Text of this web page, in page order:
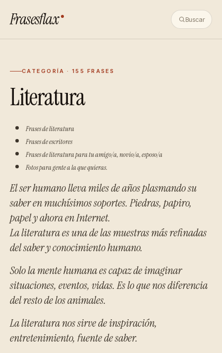
Frasesflax Buscar
CATEGORÍA · 155 FRASES
Literatura
Frases de literatura
Frases de escritores
Frases de literatura para tu amigo/a, novio/a, esposo/a
Fotos para gente a la que quieras.
El ser humano lleva miles de años plasmando su
saber en muchísimos soportes. Piedras, papiro,
papel y ahora en Internet.
La literatura es una de las muestras más refinadas
del saber y conocimiento humano.
Solo la mente humana es capaz de imaginar
situaciones, eventos, vidas. Es lo que nos diferencia
del resto de los animales.
La literatura nos sirve de inspiración,
entretenimiento, fuente de saber.